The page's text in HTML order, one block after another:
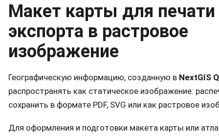
Макет карты для печати
экспорта в растровое
изображение
Географическую информацию, созданную в NextGIS
распространять как статическое изображение:
сохранить в формате PDF, SVG или как растровое
Для оформления и подготовки макета карты или